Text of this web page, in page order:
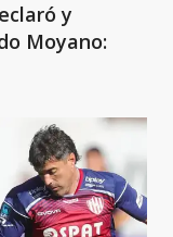
y
Moyano: